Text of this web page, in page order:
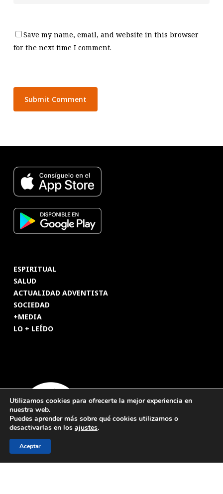
Save my name, email, and website in this browser
for the next time I comment.
ESPIRITUAL
SALUD
ACTUALIDAD ADVENTISTA
SOCIEDAD
+MEDIA
LO + LEÍDO
Utilizamos cookies para ofrecerte la mejor experiencia en
nuestra web.
Puedes aprender más sobre qué cookies utilizamos o
desactivarlas en los ajustes.
Aceptar